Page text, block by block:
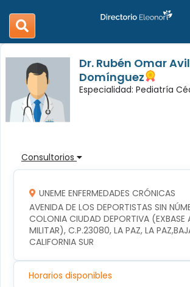
search
navigation
Dr. Rubén Omar
Domínguez
Especialidad: Pediatría
Consultorios
UNEME ENFERMEDADES CRÓNICAS
AVENIDA DE LOS DEPORTISTAS SIN
COLONIA CIUDAD DEPORTIVA (EXBASE
MILITAR), C.P.23080, LA PAZ, LA
CALIFORNIA SUR
Horarios disponibles